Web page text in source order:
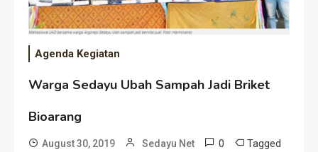
Agenda Kegiatan
Warga Sedayu Ubah Sampah Jadi Briket
Bioarang
August 30, 2019 Sedayu Net 0 Tagged